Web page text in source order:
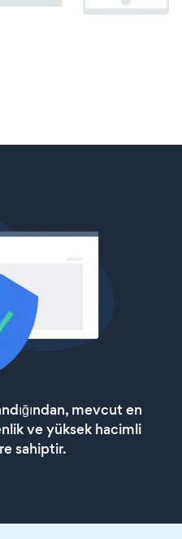
mevcut en
ve yüksek hacimli
sahiptir.